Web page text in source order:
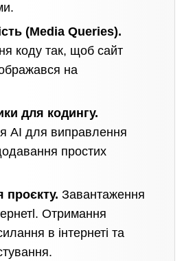
(Media Queries).
коду так, щоб сайт
на
для кодингу.
AI для виправлення
простих
проєкту. Завантаження
Отримання
в інтернеті та